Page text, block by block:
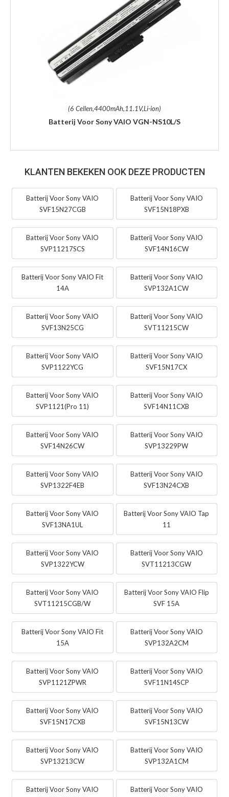
(6 Cellen,4400mAh,11.1V,Li-ion)
Batterij Voor Sony VAIO VGN-NS10L/S
KLANTEN BEKEKEN OOK DEZE PRODUCTEN
Batterij Voor Sony VAIO
SVF15N27CGB
Batterij Voor Sony VAIO
SVF15N18PXB
Batterij Voor Sony VAIO
SVP11217SCS
Batterij Voor Sony VAIO
SVF14N16CW
Batterij Voor Sony VAIO Fit
14A
Batterij Voor Sony VAIO
SVP132A1CW
Batterij Voor Sony VAIO
SVF13N25CG
Batterij Voor Sony VAIO
SVT11215CW
Batterij Voor Sony VAIO
SVP1122YCG
Batterij Voor Sony VAIO
SVF15N17CX
Batterij Voor Sony VAIO
SVP1121(Pro 11)
Batterij Voor Sony VAIO
SVF14N11CXB
Batterij Voor Sony VAIO
SVF14N26CW
Batterij Voor Sony VAIO
SVP13229PW
Batterij Voor Sony VAIO
SVP1322F4EB
Batterij Voor Sony VAIO
SVF13N24CXB
Batterij Voor Sony VAIO
SVF13NA1UL
Batterij Voor Sony VAIO Tap
11
Batterij Voor Sony VAIO
SVP1322YCW
Batterij Voor Sony VAIO
SVT11213CGW
Batterij Voor Sony VAIO
SVT11215CGB/W
Batterij Voor Sony VAIO Flip
SVF 15A
Batterij Voor Sony VAIO Fit
15A
Batterij Voor Sony VAIO
SVP132A2CM
Batterij Voor Sony VAIO
SVP1121ZPWR
Batterij Voor Sony VAIO
SVF11N14SCP
Batterij Voor Sony VAIO
SVF15N17CXB
Batterij Voor Sony VAIO
SVF15N13CW
Batterij Voor Sony VAIO
SVP13213CW
Batterij Voor Sony VAIO
SVP132A1CM
Batterij Voor Sony VAIO
Batterij Voor Sony VAIO